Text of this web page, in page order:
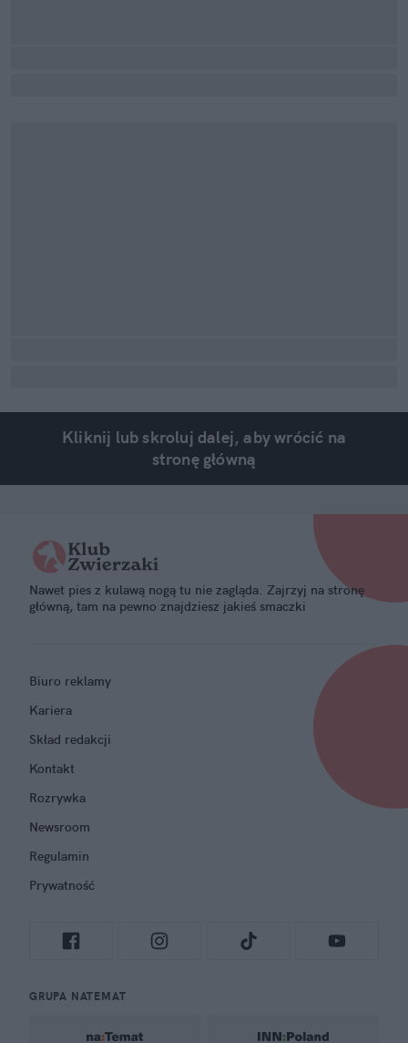
Kliknij lub skroluj dalej, aby wrócić na
stronę główną
Nawet pies z kulawą nogą tu nie zagląda. Zajrzyj na stronę
główną, tam na pewno znajdziesz jakieś smaczki
Biuro reklamy
Kariera
Skład redakcji
Kontakt
Rozrywka
Newsroom
Regulamin
Prywatność
GRUPA NATEMAT